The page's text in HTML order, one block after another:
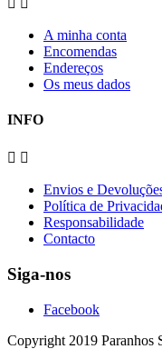
A minha conta
Encomendas
Endereços
Os meus dados
INFO
 
Envios e
Política de
Responsabilidade
Contacto
Siga-nos
Facebook
Copyright 2019 Paranhos